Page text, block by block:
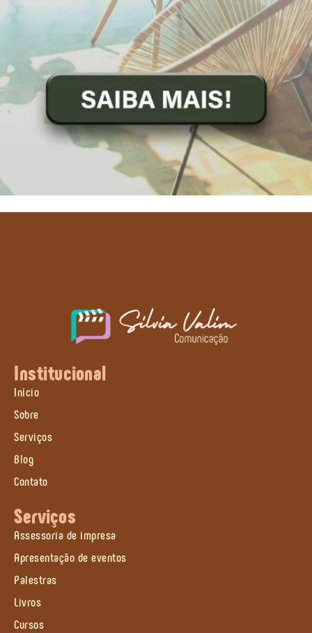
Institucional
Início
Sobre
Serviços
Blog
Contato
Serviços
Assessoria de impresa
Apresentação de eventos
Palestras
Livros
Cursos